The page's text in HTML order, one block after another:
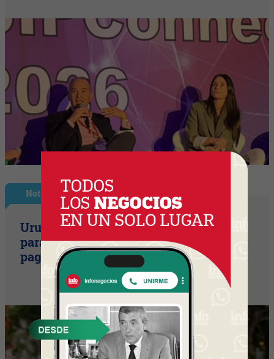
Nota Principal
Uruguay empieza a discutir las reglas
para una movilidad autónoma (¿Quién
paga si el auto sin conductor choca?)